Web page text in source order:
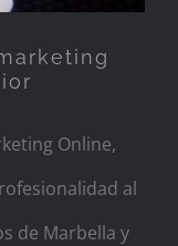
Online,
al
de Marbella y